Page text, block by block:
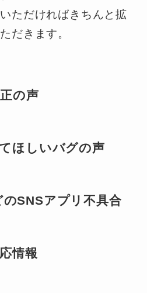
ただければきちんと拡
だきます。
の声
ほしいバグの声
SNSアプリ不具合
情報